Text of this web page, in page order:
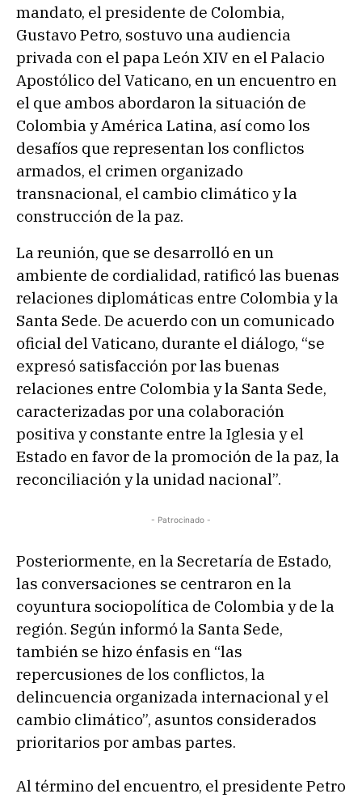
mandato, el presidente de Colombia,
Gustavo Petro, sostuvo una audiencia
privada con el papa León XIV en el Palacio
Apostólico del Vaticano, en un encuentro en
el que ambos abordaron la situación de
Colombia y América Latina, así como los
desafíos que representan los conflictos
armados, el crimen organizado
transnacional, el cambio climático y la
construcción de la paz.
La reunión, que se desarrolló en un
ambiente de cordialidad, ratificó las buenas
relaciones diplomáticas entre Colombia y la
Santa Sede. De acuerdo con un comunicado
oficial del Vaticano, durante el diálogo, “se
expresó satisfacción por las buenas
relaciones entre Colombia y la Santa Sede,
caracterizadas por una colaboración
positiva y constante entre la Iglesia y el
Estado en favor de la promoción de la paz, la
reconciliación y la unidad nacional”.
- Patrocinado -
Posteriormente, en la Secretaría de Estado,
las conversaciones se centraron en la
coyuntura sociopolítica de Colombia y de la
región. Según informó la Santa Sede,
también se hizo énfasis en “las
repercusiones de los conflictos, la
delincuencia organizada internacional y el
cambio climático”, asuntos considerados
prioritarios por ambas partes.
Al término del encuentro, el presidente Petro